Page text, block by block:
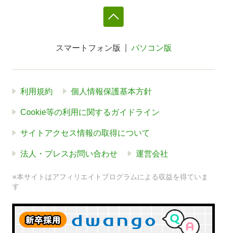
スマートフォン版 パソコン版
利用規約 個人情報保護基本方針
Cookie等の利用に関するガイドライン
サイトアクセス情報の取得について
法人・プレスお問い合わせ 運営会社
※本サイトはアフィリエイトプログラムによる収益を得ていま
す